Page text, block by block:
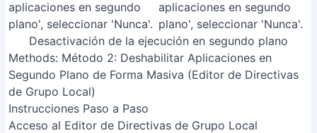
Desactivación de la ejecución en segundo plano
Methods: Método 2: Deshabilitar Aplicaciones en
Segundo Plano de Forma Masiva (Editor de Directivas
de Grupo Local)
Instrucciones Paso a Paso
Acceso al Editor de Directivas de Grupo Local